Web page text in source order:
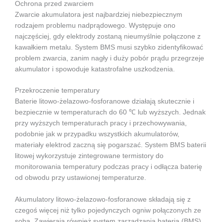
Ochrona przed zwarciem
Zwarcie akumulatora jest najbardziej niebezpiecznym
rodzajem problemu nadprądowego. Występuje ono
najczęściej, gdy elektrody zostaną nieumyślnie połączone z
kawałkiem metalu. System BMS musi szybko zidentyfikować
problem zwarcia, zanim nagły i duży pobór prądu przegrzeje
akumulator i spowoduje katastrofalne uszkodzenia.
Przekroczenie temperatury
Baterie litowo-żelazowo-fosforanowe działają skutecznie i
bezpiecznie w temperaturach do 60 ℃ lub wyższych. Jednak
przy wyższych temperaturach pracy i przechowywania,
podobnie jak w przypadku wszystkich akumulatorów,
materiały elektrod zaczną się pogarszać. System BMS baterii
litowej wykorzystuje zintegrowane termistory do
monitorowania temperatury podczas pracy i odłącza baterię
od obwodu przy ustawionej temperaturze.
Akumulatory litowo-żelazowo-fosforanowe składają się z
czegoś więcej niż tylko pojedynczych ogniw połączonych ze